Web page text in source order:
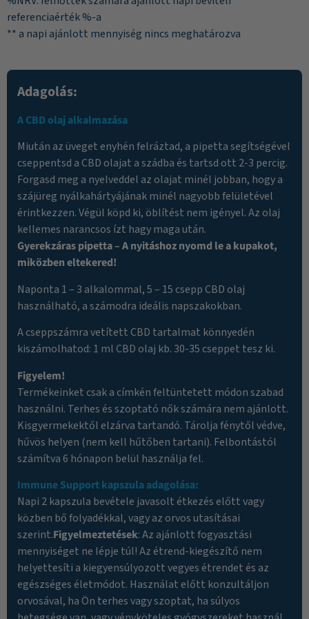
referenciaérték %-a
** a napi ajánlott mennyiség nincs meghatározva
Adagolás:
A CBD olaj alkalmazása
Miután az üveget enyhén felráztad, a pipetta segítségével
cseppentsd a CBD olajat a szádba és tartsd ott 2-3 percig.
Forgasd meg a nyelveddel az olajat minél jobban, hogy a
szájüreg nyálkahártyájának minél nagyobb felületével
érintkezzen. Végül köpd ki, öblítést nem igényel. Az olaj
kellemes narancsos ízt hagy maga után.
Gyerekzáras pipetta – A nyitáshoz nyomd le a kupakot,
miközben eltekered!
Naponta 1 – 3 alkalommal, 5 – 15 csepp CBD olaj
használható, a számodra ideális napszakokban.
A cseppszámra vetített CBD tartalmat könnyedén
kiszámolhatod: 1 ml CBD olaj kb. 30-35 cseppet tesz ki.
Figyelem!
Termékeinket csak a címkén feltüntetett módon szabad
használni. Terhes és szoptató nők számára nem ajánlott.
Kisgyermekektől elzárva tartandó. Tárolja fénytől védve,
hűvös helyen (nem kell hűtőben tartani). Felbontástól
számítva 6 hónapon belül használja fel.
Immune Support kapszula adagolása:
Napi 2 kapszula bevétele javasolt étkezés előtt vagy
közben bő folyadékkal, vagy az orvos utasításai
szerint.Figyelmeztetések: Az ajánlott fogyasztási
mennyiséget ne lépje túl! Az étrend-kiegészítő nem
helyettesíti a kiegyensúlyozott vegyes étrendet és az
egészséges életmódot. Használat előtt konzultáljon
orvosával, ha Ön terhes vagy szoptat, ha súlyos